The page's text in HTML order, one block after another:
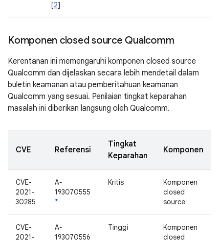
[2]
Komponen closed source Qualcomm
Kerentanan ini memengaruhi komponen closed source
Qualcomm dan dijelaskan secara lebih mendetail dalam
buletin keamanan atau pemberitahuan keamanan
Qualcomm yang sesuai. Penilaian tingkat keparahan
masalah ini diberikan langsung oleh Qualcomm.
CVE Referensi
Tingkat
Keparahan
Komponen
CVE-
2021-
30285
A-
193070555
*
Kritis
Komponen
closed
source
CVE-
2021-
A-
193070556
Tinggi
Komponen
closed